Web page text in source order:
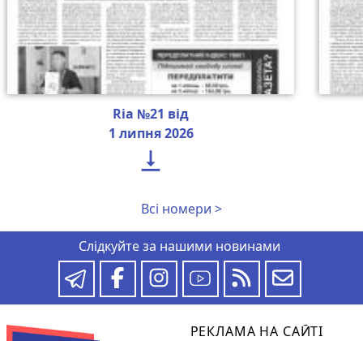
Ria №21 від
1 липня 2026

Всі номери >
Слідкуйте за нашими новинами
РЕКЛАМА НА САЙТІ